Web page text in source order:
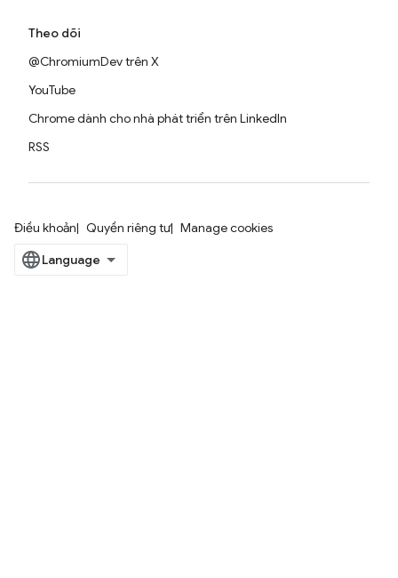
Theo dõi
@ChromiumDev trên X
YouTube
Chrome dành cho nhà phát triển trên LinkedIn
RSS
Điều khoản Quyền riêng tư Manage cookies